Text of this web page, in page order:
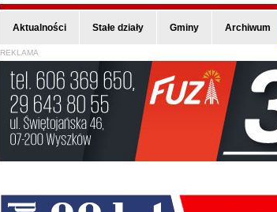
Aktualności Stałe działy Gminy Archiwum
REKLAMA